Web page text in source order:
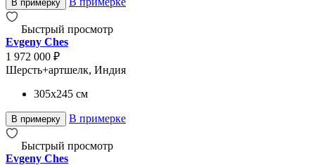
В примерку
Быстрый просмотр
Evgeny Ches
1 972 000 ₽
Шерсть+артшелк, Индия
305x245 см
В примерку В примерке
Быстрый просмотр
Evgeny Ches